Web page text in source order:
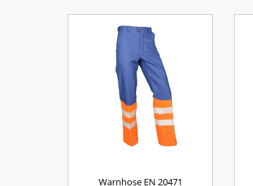
Warnhose EN 20471